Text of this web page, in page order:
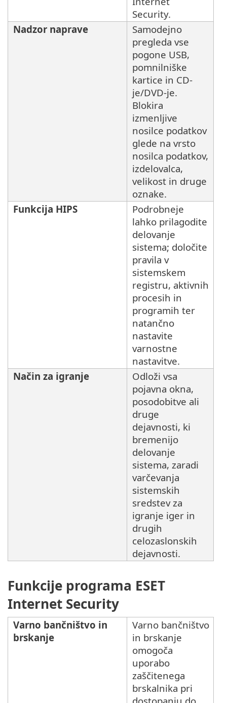
Security.
Nadzor naprave
Samodejno
pregleda vse
pogone USB,
pomnilniške
kartice in CD-
je/DVD-je.
Blokira
izmenljive
nosilce podatkov
glede na vrsto
nosilca podatkov,
izdelovalca,
velikost in druge
oznake.
Funkcija HIPS
Podrobneje
lahko prilagodite
delovanje
sistema; določite
pravila v
sistemskem
registru, aktivnih
procesih in
programih ter
natančno
nastavite
varnostne
nastavitve.
Način za igranje
Odloži vsa
pojavna okna,
posodobitve ali
druge
dejavnosti, ki
bremenijo
delovanje
sistema, zaradi
varčevanja
sistemskih
sredstev za
igranje iger in
drugih
celozaslonskih
dejavnosti.
Funkcije programa ESET
Internet Security
Varno bančništvo in
brskanje
Varno bančništvo
in brskanje
omogoča
uporabo
zaščitenega
brskalnika pri